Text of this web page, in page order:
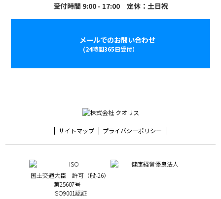
受付時間 9:00 - 17:00 定休：土日祝
メールでのお問い合わせ
(24時間365日受付）
サイトマップ プライバシーポリシー
国土交通大臣 許可（般-26）
第25607号
ISO9001認証